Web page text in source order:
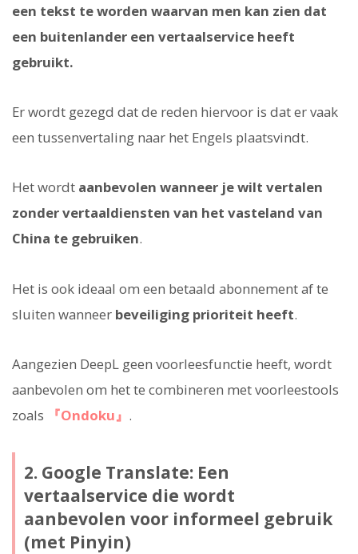
een tekst te worden waarvan men kan zien dat
een buitenlander een vertaalservice heeft
gebruikt.
Er wordt gezegd dat de reden hiervoor is dat er vaak
een tussenvertaling naar het Engels plaatsvindt.
Het wordt aanbevolen wanneer je wilt vertalen
zonder vertaaldiensten van het vasteland van
China te gebruiken.
Het is ook ideaal om een betaald abonnement af te
sluiten wanneer beveiliging prioriteit heeft.
Aangezien DeepL geen voorleesfunctie heeft, wordt
aanbevolen om het te combineren met voorleestools
zoals
『Ondoku』 .
2. Google Translate: Een
vertaalservice die wordt
aanbevolen voor informeel gebruik
(met Pinyin)